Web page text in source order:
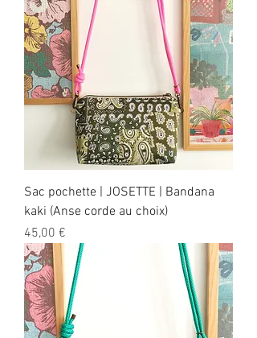
Sac pochette | JOSETTE | Bandana
kaki (Anse corde au choix)
Prix
45,00 €